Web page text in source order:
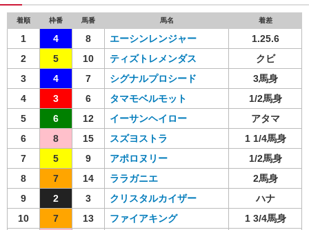
着順 枠番 馬番 馬名 着差
1 4 8 エーシンレンジャー
1.25.6
2
5 10 ティズトレメンダス
クビ
3
4 7 シグナルプロシード
3馬身
4
3 6 タマモベルモット
1/2馬身
5
6 12 イーサンヘイロー
アタマ
6
8 15 スズヨストラ
1 1/4馬身
7
5 9 アポロヌリー
1/2馬身
8
7 14 ララガニエ
2馬身
9
2 3 クリスタルカイザー
ハナ
10
7 13 ファイアキング
1 3/4馬身